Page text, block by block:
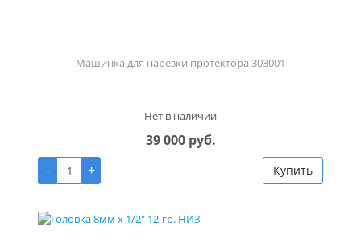
Машинка для нарезки протектора 303001
Нет в наличии
39 000 руб.
-
+ Купить